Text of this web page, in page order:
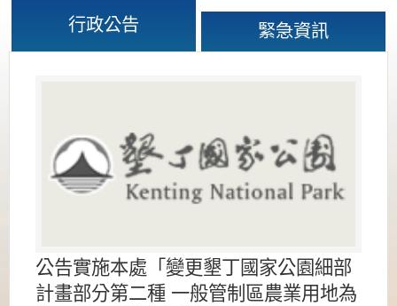
行政公告 緊急資訊
公告實施本處「變更墾丁國家公園細部
計畫部分第二種 一般管制區農業用地為